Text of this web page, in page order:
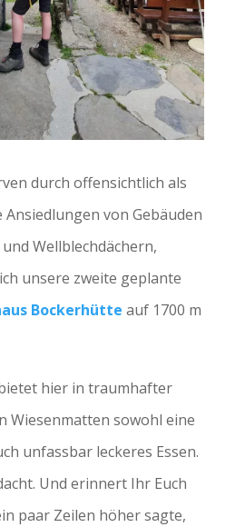
durch offensichtlich als
von Gebäuden
Wellblechdächern,
unsere zweite geplante
Bockerhütte auf 1700 m
hier in traumhafter
Wiesenmatten sowohl eine
unfassbar leckeres Essen.
Und erinnert Ihr Euch
paar Zeilen höher sagte,